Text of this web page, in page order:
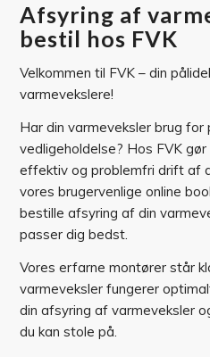
Afsyring af
bestil hos FVK
Velkommen til FVK – din
varmevekslere!
Har din varmeveksler brug for
vedligeholdelse? Hos FVK
effektiv og problemfri drift af
vores brugervenlige online
bestille afsyring af din
passer dig bedst.
Vores erfarne montører står
varmeveksler fungerer
din afsyring af varmeveksler
du kan stole på.